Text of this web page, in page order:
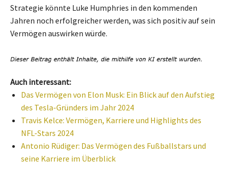
Strategie könnte Luke Humphries in den kommenden
Jahren noch erfolgreicher werden, was sich positiv auf sein
Vermögen auswirken würde.
Auch interessant:
Das Vermögen von Elon Musk: Ein Blick auf den Aufstieg
des Tesla-Gründers im Jahr 2024
Travis Kelce: Vermögen, Karriere und Highlights des
NFL-Stars 2024
Antonio Rüdiger: Das Vermögen des Fußballstars und
seine Karriere im Überblick